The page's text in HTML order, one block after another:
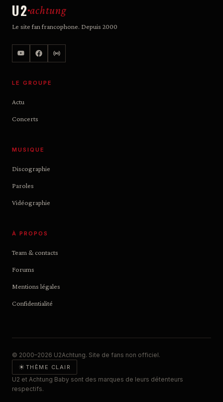
U2 achtung
Le site fan francophone. Depuis 2000
LE GROUPE
Actu
Concerts
MUSIQUE
Discographie
Paroles
Vidéographie
À PROPOS
Team & contacts
Forums
Mentions légales
Confidentialité
© 2000–2026 U2Achtung. Site de fans non officiel.
☀ THÈME CLAIR
U2 et Achtung Baby sont des marques de leurs détenteurs
respectifs.